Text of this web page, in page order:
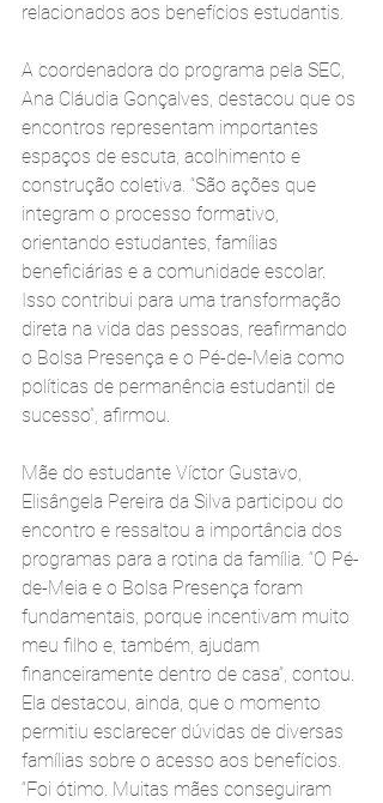
relacionados aos benefícios estudantis.
A coordenadora do programa pela SEC,
Ana Cláudia Gonçalves, destacou que os
encontros representam importantes
espaços de escuta, acolhimento e
construção coletiva. “São ações que
integram o processo formativo,
orientando estudantes, famílias
beneficiárias e a comunidade escolar.
Isso contribui para uma transformação
direta na vida das pessoas, reafirmando
o Bolsa Presença e o Pé-de-Meia como
políticas de permanência estudantil de
sucesso”, afirmou.
Mãe do estudante Víctor Gustavo,
Elisângela Pereira da Silva participou do
encontro e ressaltou a importância dos
programas para a rotina da família. “O Pé-
de-Meia e o Bolsa Presença foram
fundamentais, porque incentivam muito
meu filho e, também, ajudam
financeiramente dentro de casa”, contou.
Ela destacou, ainda, que o momento
permitiu esclarecer dúvidas de diversas
famílias sobre o acesso aos benefícios.
“Foi ótimo. Muitas mães conseguiram